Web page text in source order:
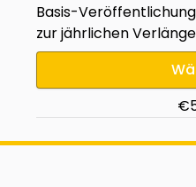
Basis-
zur jährlichen